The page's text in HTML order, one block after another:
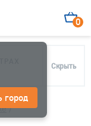
город
0
Скрыть
/